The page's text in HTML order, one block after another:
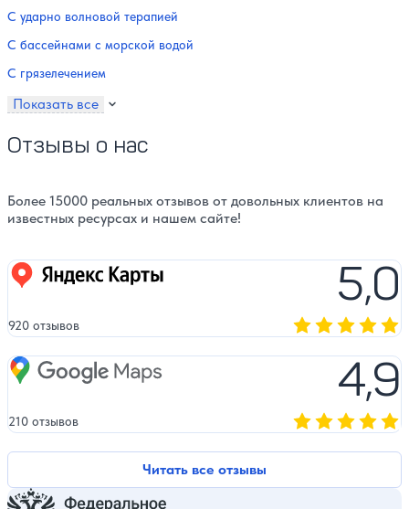
С ударно волновой терапией
С бассейнами с морской водой
С грязелечением
Показать все
Отзывы о нас
Более 15000 реальных отзывов от довольных клиентов на
известных ресурсах и нашем сайте!
Читать все отзывы
Яндекс карты 5,0
920 отзывов
Google Maps 4,9
210 отзывов